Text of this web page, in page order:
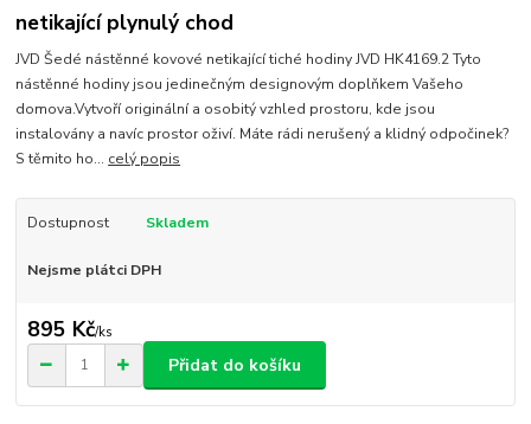
netikající plynulý chod
JVD Šedé nástěnné kovové netikající tiché hodiny JVD HK4169.2 Tyto
nástěnné hodiny jsou jedinečným designovým doplňkem Vašeho
domova.Vytvoří originální a osobitý vzhled prostoru, kde jsou
instalovány a navíc prostor oživí. Máte rádi nerušený a klidný odpočinek?
S těmito ho... celý popis
Dostupnost Skladem
Nejsme plátci DPH
895 Kč/ks
Přidat do košíku